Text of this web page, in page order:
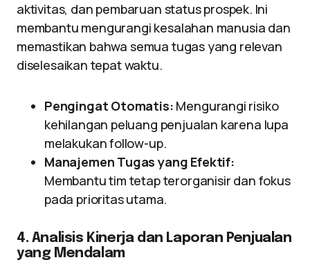
aktivitas, dan pembaruan status prospek. Ini
membantu mengurangi kesalahan manusia dan
memastikan bahwa semua tugas yang relevan
diselesaikan tepat waktu.
Pengingat Otomatis: Mengurangi risiko
kehilangan peluang penjualan karena lupa
melakukan follow-up.
Manajemen Tugas yang Efektif:
Membantu tim tetap terorganisir dan fokus
pada prioritas utama.
4. Analisis Kinerja dan Laporan Penjualan
yang Mendalam